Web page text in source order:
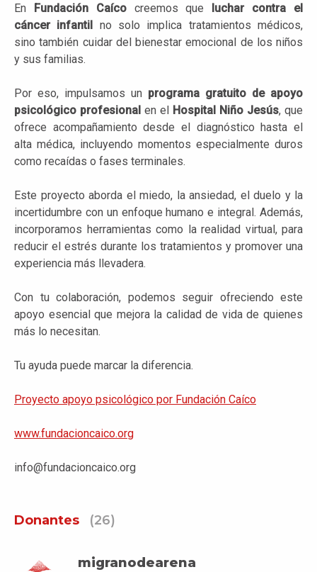
En Fundación Caícocreemos que luchar contra el
cáncer infantil no solo implica tratamientos médicos,
sino también cuidar del bienestar emocional de los niños
y sus familias.
Por eso, impulsamos un programa gratuito de apoyo
psicológico profesional en el Hospital Niño Jesús, que
ofrece acompañamiento desde el diagnóstico hasta el
alta médica, incluyendo momentos especialmente duros
como recaídas o fases terminales.
Este proyecto aborda el miedo, la ansiedad, el duelo y la
incertidumbre con un enfoque humano e integral. Además,
incorporamos herramientas como la realidad virtual, para
reducir el estrés durante los tratamientos y promover una
experiencia más llevadera.
Con tu colaboración, podemos seguir ofreciendo este
apoyo esencial que mejora la calidad de vida de quienes
más lo necesitan.
Tu ayuda puede marcar la diferencia.
Proyecto apoyo psicológico por Fundación Caíco
www.fundacioncaico.org
info@fundacioncaico.org
Donantes (26)
migranodearena